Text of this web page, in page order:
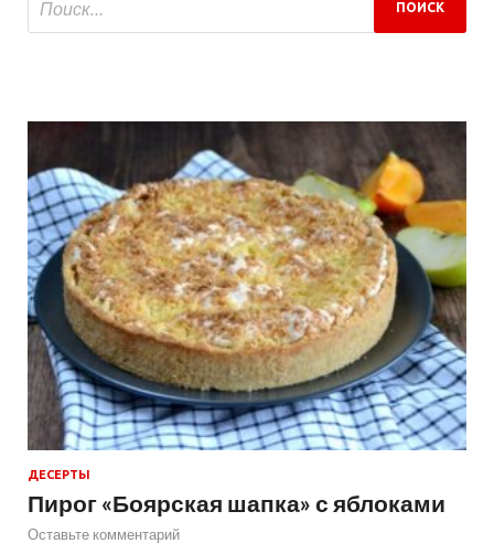
ДЕСЕРТЫ
Пирог «Боярская шапка» с яблоками
Оставьте комментарий